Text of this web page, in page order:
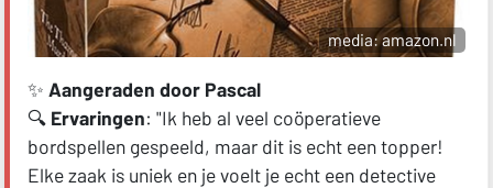
media: amazon.nl
✨ Aangeraden door Pascal
🔍 Ervaringen: "Ik heb al veel coöperatieve
bordspellen gespeeld, maar dit is echt een topper!
Elke zaak is uniek en je voelt je echt een detective